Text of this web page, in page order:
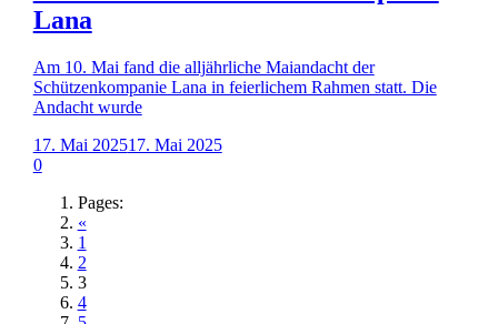
Lana
Am 10. Mai fand die alljährliche Maiandacht der
Schützenkompanie Lana in feierlichem Rahmen statt. Die
Andacht wurde
17. Mai 202517. Mai 2025
0
Pages:
«
1
2
3
4